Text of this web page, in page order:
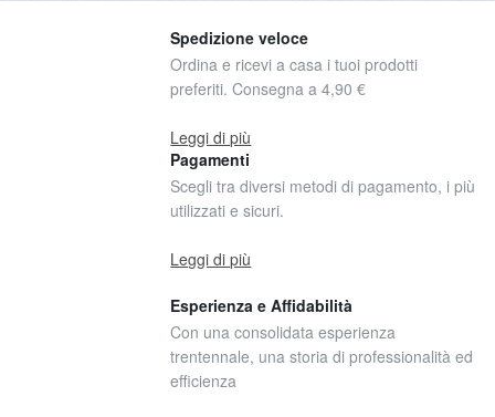
Spedizione veloce
Ordina e ricevi a casa i tuoi prodotti
preferiti. Consegna a 4,90 €
Leggi di più
Pagamenti
Scegli tra diversi metodi di pagamento, i più
utilizzati e sicuri.
Leggi di più
Esperienza e Affidabilità
Con una consolidata esperienza
trentennale, una storia di professionalità ed
efficienza